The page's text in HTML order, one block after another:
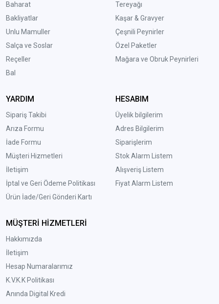
Baharat
Bakliyatlar
Unlu Mamuller
Salça ve Soslar
Reçeller
Bal
Tereyağı
Kaşar & Gravyer
Çeşnili Peynirler
Özel Paketler
Mağara ve Obruk Peynirleri
YARDIM
Sipariş Takibi
Arıza Formu
İade Formu
Müşteri Hizmetleri
İletişim
İptal ve Geri Ödeme Politikası
Ürün İade/Geri Gönderi Kartı
HESABIM
Üyelik bilgilerim
Adres Bilgilerim
Siparişlerim
Stok Alarm Listem
Alışveriş Listem
Fiyat Alarm Listem
MÜŞTERİ HİZMETLERİ
Hakkımızda
İletişim
Hesap Numaralarımız
K.V.K.K Politikası
Anında Digital Kredi